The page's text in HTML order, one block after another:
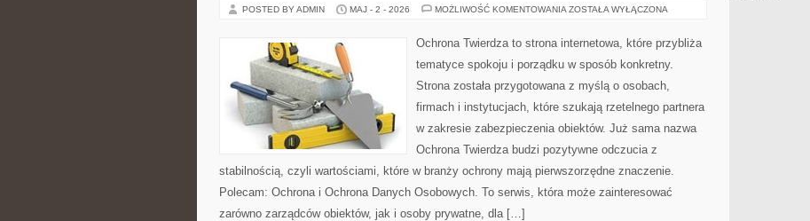
POSTED BY ADMIN MAJ - 2 - 2026 MOŻLIWOŚĆ KOMENTOWANIA AKTUALNOŚCI
ZOSTAŁA WYŁĄCZONA
Ochrona Twierdza to strona internetowa, które przybliża
tematyce spokoju i porządku w sposób konkretny.
Strona została przygotowana z myślą o osobach,
firmach i instytucjach, które szukają rzetelnego partnera
w zakresie zabezpieczenia obiektów. Już sama nazwa
Ochrona Twierdza budzi pozytywne odczucia z
stabilnością, czyli wartościami, które w branży ochrony mają pierwszorzędne znaczenie.
Polecam: Ochrona i Ochrona Danych Osobowych. To serwis, która może zainteresować
zarówno zarządców obiektów, jak i osoby prywatne, dla […]